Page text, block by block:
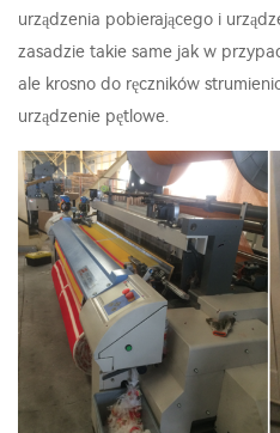
urządzenia pobierającego i
zasadzie takie same jak w
ale krosno do ręczników
urządzenie pętlowe.